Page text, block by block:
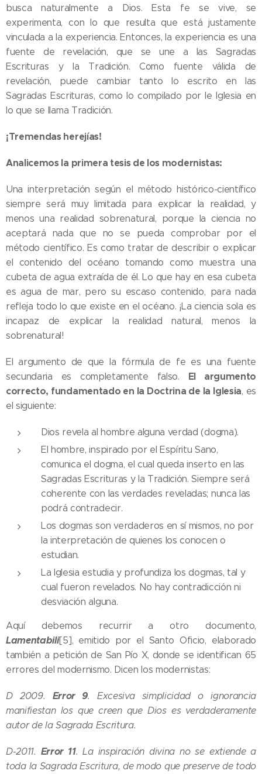
busca naturalmente a Dios. Esta fe se vive, se
experimenta, con lo que resulta que está justamente
vinculada a la experiencia. Entonces, la experiencia es una
fuente de revelación, que se une a las Sagradas
Escrituras y la Tradición. Como fuente válida de
revelación, puede cambiar tanto lo escrito en las
Sagradas Escrituras, como lo compilado por le Iglesia en
lo que se llama Tradición.
¡Tremendas herejías!
Analicemos la primera tesis de los modernistas:
Una interpretación según el método histórico-científico
siempre será muy limitada para explicar la realidad, y
menos una realidad sobrenatural, porque la ciencia no
aceptará nada que no se pueda comprobar por el
método científico. Es como tratar de describir o explicar
el contenido del océano tomando como muestra una
cubeta de agua extraída de él. Lo que hay en esa cubeta
es agua de mar, pero su escaso contenido, para nada
refleja todo lo que existe en el océano. ¡La ciencia sola es
incapaz de explicar la realidad natural, menos la
sobrenatural!
El argumento de que la fórmula de fe es una fuente
secundaria es completamente falso. El argumento
correcto, fundamentado en la Doctrina de la Iglesia, es
el siguiente:
Dios revela al hombre alguna verdad (dogma).
El hombre, inspirado por el Espíritu Sano,
comunica el dogma, el cual queda inserto en las
Sagradas Escrituras y la Tradición. Siempre será
coherente con las verdades reveladas; nunca las
podrá contradecir.
Los dogmas son verdaderos en sí mismos, no por
la interpretación de quienes los conocen o
estudian.
La Iglesia estudia y profundiza los dogmas, tal y
cual fueron revelados. No hay contradicción ni
desviación alguna.
Aquí debemos recurrir a otro documento,
Lamentabili[5], emitido por el Santo Oficio, elaborado
también a petición de San Pío X, donde se identifican 65
errores del modernismo. Dicen los modernistas:
D 2009. Error 9. Excesiva simplicidad o ignorancia
manifiestan los que creen que Dios es verdaderamente
autor de la Sagrada Escritura.
D-2011. Error 11. La inspiración divina no se extiende a
toda la Sagrada Escritura, de modo que preserve de todo